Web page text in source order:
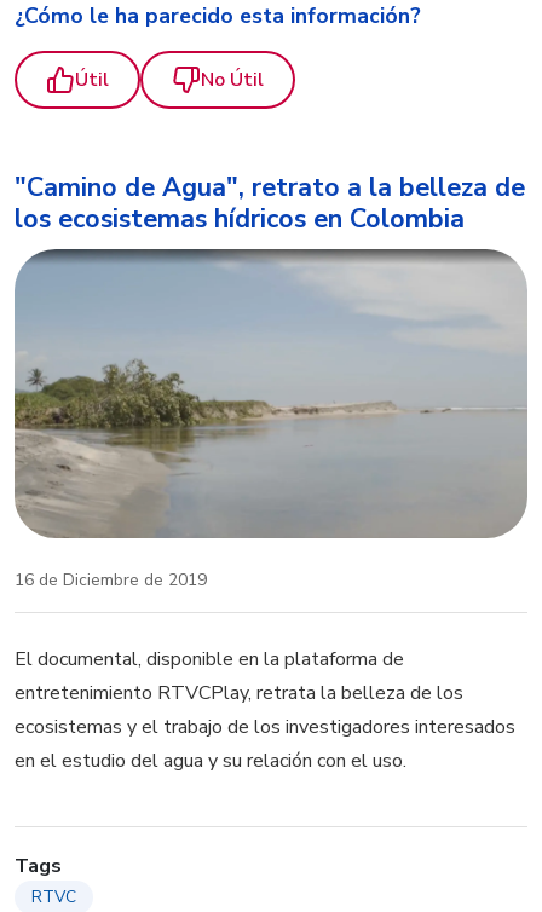
¿Cómo le ha parecido esta información?
Útil No Útil
"Camino de Agua", retrato a la belleza de
los ecosistemas hídricos en Colombia
16 de Diciembre de 2019
El documental, disponible en la plataforma de
entretenimiento RTVCPlay, retrata la belleza de los
ecosistemas y el trabajo de los investigadores interesados
en el estudio del agua y su relación con el uso.
Tags
RTVC